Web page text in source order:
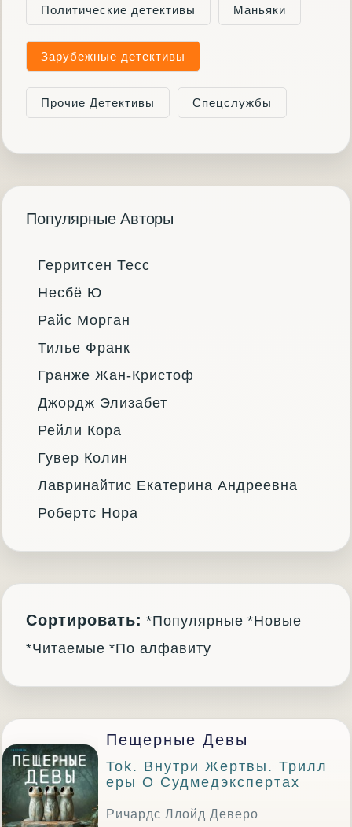
Политические детективы Маньяки
Зарубежные детективы
Прочие Детективы Спецслужбы
Популярные Авторы
Герритсен Тесс
Несбё Ю
Райс Морган
Тилье Франк
Гранже Жан-Кристоф
Джордж Элизабет
Рейли Кора
Гувер Колин
Лавринайтис Екатерина Андреевна
Робертс Нора
Сортировать: *Популярные *Новые
*Читаемые *По алфавиту
Пещерные Девы
Tok. Внутри Жертвы. Трилл
Еры О Судмедэкспертах
Ричардс Ллойд Деверо